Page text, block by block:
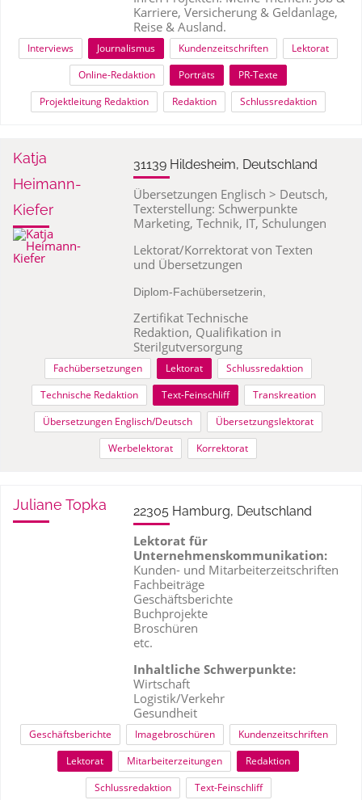
Karriere, Versicherung & Geldanlage,
Reise & Ausland.
Interviews Journalismus Kundenzeitschriften
Lektorat
Online-Redaktion
Porträts
PR-Texte
Projektleitung Redaktion
Redaktion Schlussredaktion
Katja
Heimann-
Kiefer
31139 Hildesheim, Deutschland
Übersetzungen Englisch > Deutsch,
Texterstellung: Schwerpunkte
Marketing, Technik, IT, Schulungen
Lektorat/Korrektorat von Texten
und Übersetzungen
Diplom-Fachübersetzerin,
Zertifikat Technische
Redaktion, Qualifikation in
Sterilgutversorgung
Fachübersetzungen Lektorat
Schlussredaktion
Technische Redaktion
Text-Feinschliff
Transkreation
Übersetzungen Englisch/Deutsch
Übersetzungslektorat
Werbelektorat
Korrektorat
Juliane Topka 22305 Hamburg, Deutschland
Lektorat für
Unternehmenskommunikation:
Kunden- und Mitarbeiterzeitschriften
Fachbeiträge
Geschäftsberichte
Buchprojekte
Broschüren
etc.
Inhaltliche Schwerpunkte:
Wirtschaft
Logistik/Verkehr
Gesundheit
Geschäftsberichte Imagebroschüren
Kundenzeitschriften
Lektorat
Mitarbeiterzeitungen
Redaktion
Schlussredaktion
Text-Feinschliff